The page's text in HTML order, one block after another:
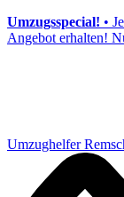
Umzugsspecial! •
Angebot erhalten!
Umzughelfer